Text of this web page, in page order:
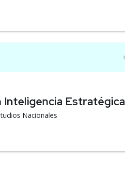
Inteligencia Estratégica
Nacionales